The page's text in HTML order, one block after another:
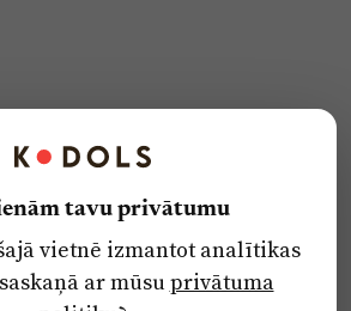
Privātuma politika
Ētikas kodekss
Lietošanas noteikumi
Pārredzamības paziņojumi
Sludinājumi
tavu privātumu
vietnē izmantot analītikas
ar mūsuprivātuma